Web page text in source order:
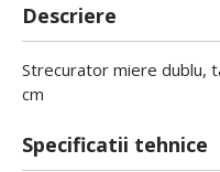
Descriere
Strecurator miere dublu,
cm
Specificatii tehnice